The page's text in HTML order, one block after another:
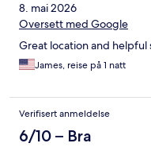
8. mai 2026
Oversett med Google
Great location and helpful
James, reise på 1 natt
Verifisert anmeldelse
6/10 – Bra